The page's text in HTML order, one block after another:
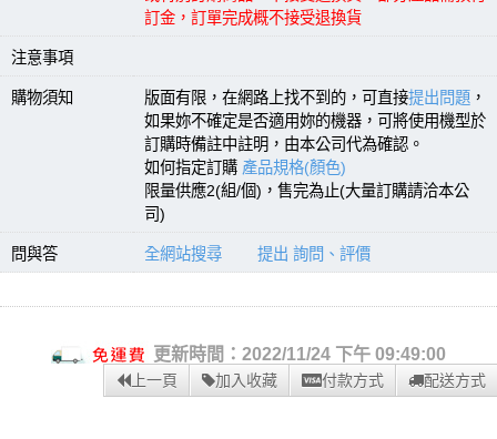
訂金，訂單完成概不接受退換貨
注意事項
購物須知 版面有限，在網路上找不到的，可直接提出問題 ，
如果妳不確定是否適用妳的機器，可將使用機型於
訂購時備註中註明，由本公司代為確認。
如何指定訂購 產品規格(顏色)
限量供應2(組/個)，售完為止(大量訂購請洽本公
司)
問與答 全網站搜尋 提出 詢問、評價
更新時間：2022/11/24 下午 09:49:00
上一頁 加入收藏 付款方式 配送方式